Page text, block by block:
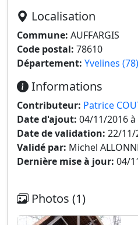
Localisation
Commune: AUFFARGIS
Code postal: 78610
Département: Yvelines (78)
Informations
Contributeur: Patrice
Date d'ajout: 04/11/2016
Date de validation: 22/11/
Validé par: Michel
Dernière mise à jour: 04/
Photos (1)